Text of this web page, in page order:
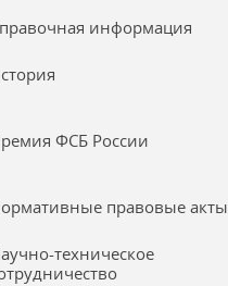
информация
ФСБ России
правовые акты
техническое